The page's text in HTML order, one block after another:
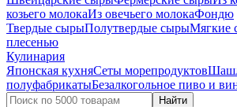
козьего молокаИз овечьего молокаФондю
Твердые сырыПолутвердые сырыМягкие
плесенью
Кулинария
Японская кухняСеты морепродуктов
полуфабрикатыБезалкогольное пиво и
Найти